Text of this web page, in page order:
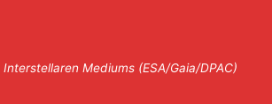
Mediums (ESA/Gaia/DPAC)